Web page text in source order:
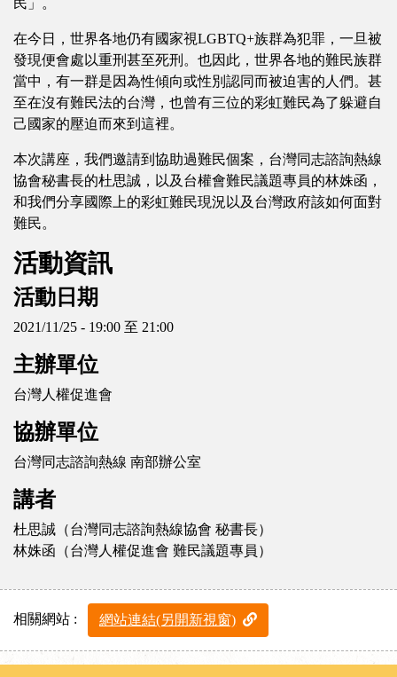
民」。
在今日，世界各地仍有國家視LGBTQ+族群為犯罪，一旦被
發現便會處以重刑甚至死刑。也因此，世界各地的難民族群
當中，有一群是因為性傾向或性別認同而被迫害的人們。甚
至在沒有難民法的台灣，也曾有三位的彩虹難民為了躲避自
己國家的壓迫而來到這裡。
本次講座，我們邀請到協助過難民個案，台灣同志諮詢熱線
協會秘書長的杜思誠，以及台權會難民議題專員的林姝函，
和我們分享國際上的彩虹難民現況以及台灣政府該如何面對
難民。
活動資訊
活動日期
2021/11/25 - 19:00 至 21:00
主辦單位
台灣人權促進會
協辦單位
台灣同志諮詢熱線 南部辦公室
講者
杜思誠（台灣同志諮詢熱線協會 秘書長）
林姝函（台灣人權促進會 難民議題專員）
相關網站 : 網站連結(另開新視窗)